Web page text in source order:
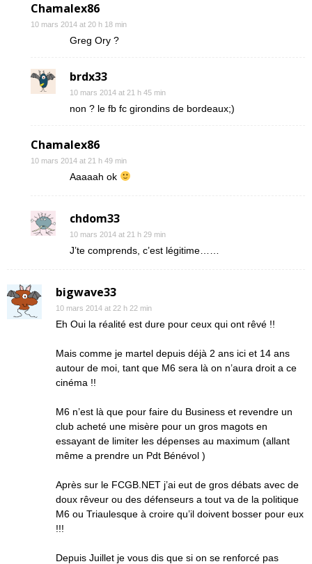
Chamalex86
10 mars 2014 at 20 h 18 min
Greg Ory ?
brdx33
10 mars 2014 at 21 h 45 min
non ? le fb fc girondins de bordeaux;)
Chamalex86
10 mars 2014 at 21 h 49 min
Aaaaah ok
chdom33
10 mars 2014 at 21 h 29 min
J’te comprends, c’est légitime……
bigwave33
10 mars 2014 at 22 h 22 min
Eh Oui la réalité est dure pour ceux qui ont rêvé !!
Mais comme je martel depuis déjà 2 ans ici et 14 ans
autour de moi, tant que M6 sera là on n’aura droit a ce
cinéma !!
M6 n’est là que pour faire du Business et revendre un
club acheté une misère pour un gros magots en
essayant de limiter les dépenses au maximum (allant
même a prendre un Pdt Bénévol )
Après sur le FCGB.NET j’ai eut de gros débats avec de
doux rêveur ou des défenseurs a tout va de la politique
M6 ou Triaulesque à croire qu’il doivent bosser pour eux
!!!
Depuis Juillet je vous dis que si on se renforcé pas